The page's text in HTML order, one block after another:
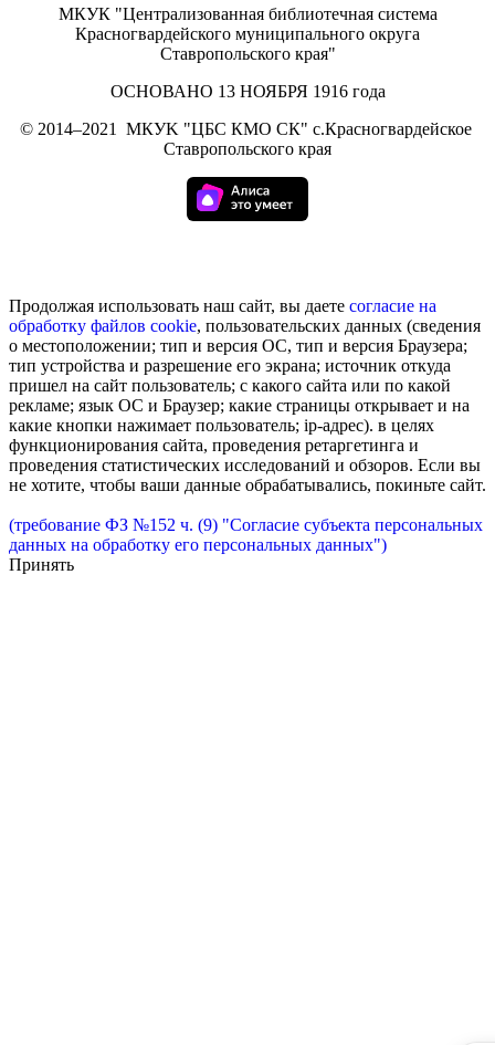
МКУК "Централизованная библиотечная система
Красногвардейского муниципального округа
Ставропольского края"
ОСНОВАНО 13 НОЯБРЯ 1916 года
© 2014–2021
МКУK "ЦБС КМО СК" с.Красногвардейское
Ставропольского края
Продолжая использовать наш сайт, вы даете согласие на
обработку файлов cookie, пользовательских данных (сведения
о местоположении; тип и версия ОС, тип и версия Браузера;
тип устройства и разрешение его экрана; источник откуда
пришел на сайт пользователь; с какого сайта или по какой
рекламе; язык ОС и Браузер; какие страницы открывает и на
какие кнопки нажимает пользователь; ip-адрес). в целях
функционирования сайта, проведения ретаргетинга и
проведения статистических исследований и обзоров. Если вы
не хотите, чтобы ваши данные обрабатывались, покиньте сайт.
(требование ФЗ №152 ч. (9) "Согласие субъекта персональных
данных на обработку его персональных данных")
Принять